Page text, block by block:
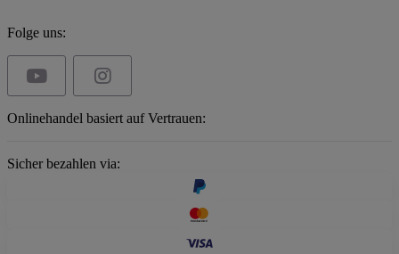
Folge uns:
Onlinehandel basiert auf Vertrauen:
Sicher bezahlen via: